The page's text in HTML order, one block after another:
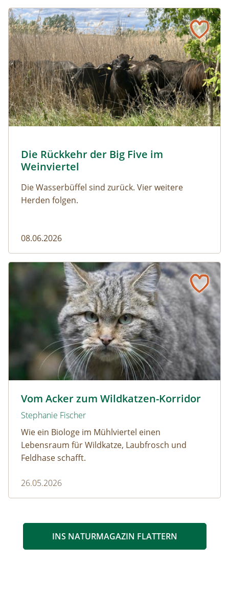
Schmetterlinge!
Naturmagazin: Die Rückkehr der Big Five im Weinviertel
Naturmagazin: Die Rückkehr der Big Five im
Die Rückkehr der Big Five im
Weinviertel
Die Wasserbüffel sind zurück. Vier weitere
Herden folgen.
08.06.2026
Die Rückkehr der Big Five im Weinviertel
Vom Acker zum Wildkatzen-Korridor
Stephanie Fischer
Wie ein Biologe im Mühlviertel einen
Lebensraum für Wildkatze, Laubfrosch und
Feldhase schafft.
26.05.2026
Vom Acker zum Wildkatzen-Korridor
INS NATURMAGAZIN FLATTERN